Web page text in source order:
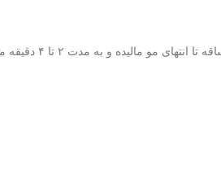
تا ۴ دقیقه ماساژ دهید، سپس آبکشی نمایید.